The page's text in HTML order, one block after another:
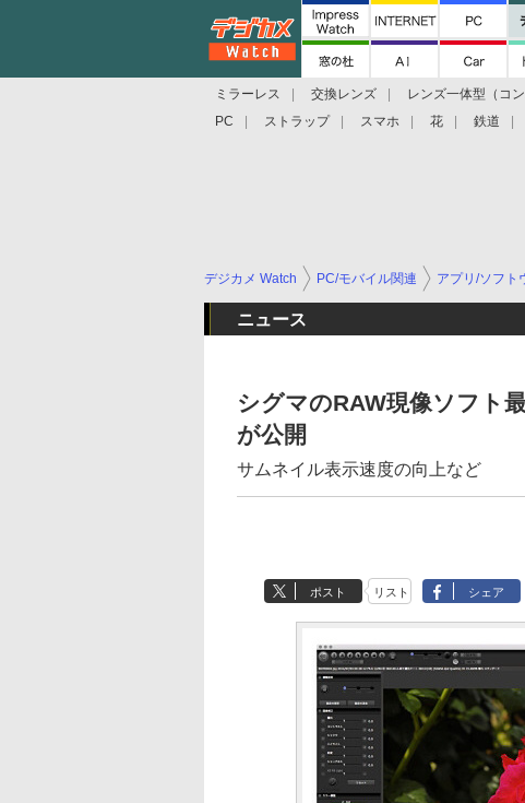
ミラーレス 交換レンズ レンズ一体型（コン
PC
ストラップ スマホ 花 鉄道
デジカメ Watch PC/モバイル関連 アプリ/ソフト
ニュース
シグマのRAW現像ソフト
が公開
サムネイル表示速度の向上など
ポスト リスト シェア